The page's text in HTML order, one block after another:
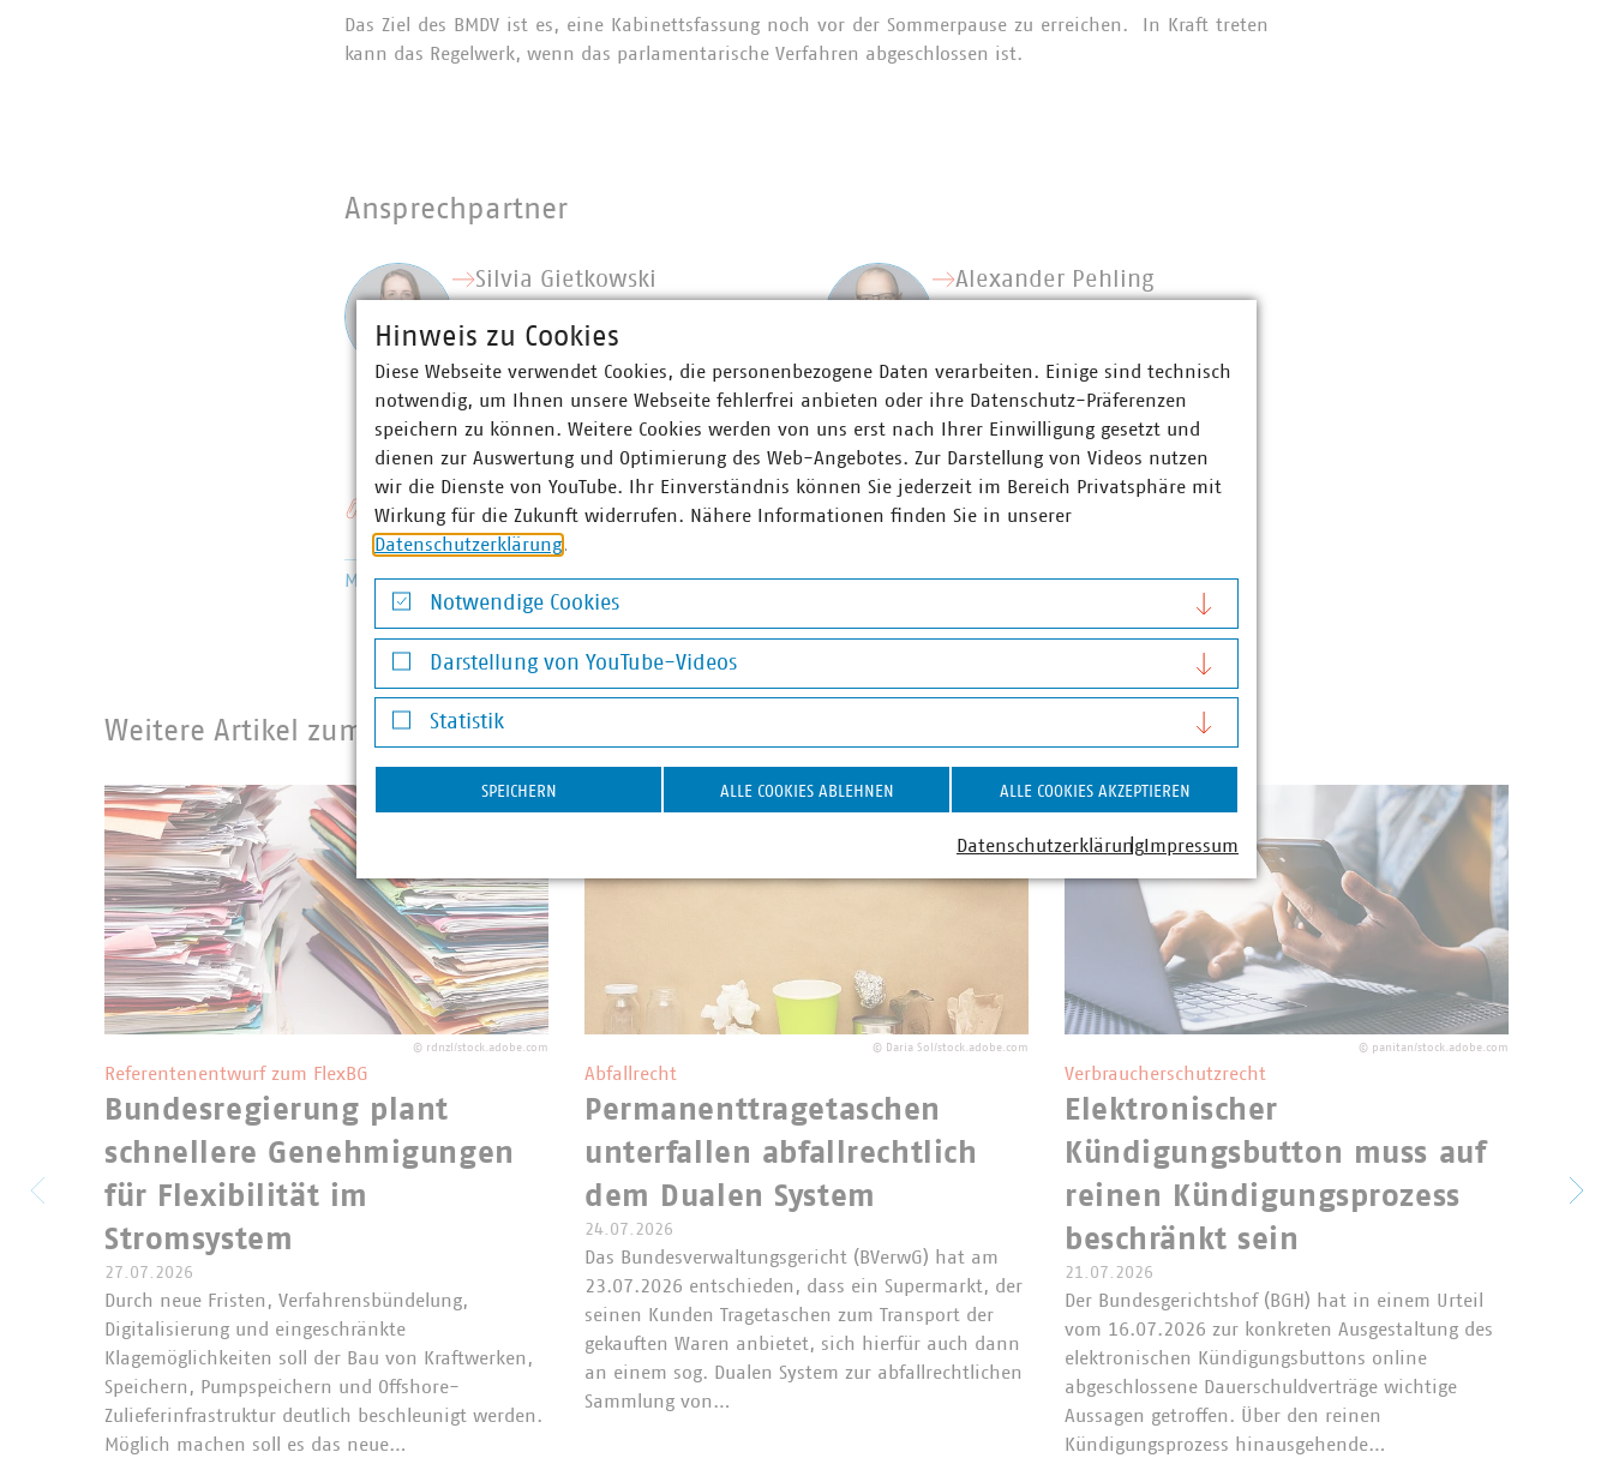
Das Ziel des BMDV ist es, eine Kabinettsfassung noch vor der Sommerpause zu erreichen. In Kraft treten
kann das Regelwerk, wenn das parlamentarische Verfahren abgeschlossen ist.
Ansprechpartner
Silvia Gietkowski
Mobilität
+49 30 58580-263
gietkowski(at)vku(dot)de
Alexander Pehling
+49 30 58580-383
pehling(at)vku(dot)de
Schlagworte
MobilitätDatengesetzLadepunkte
Weitere Artikel zum Thema Infrastruktur und Dienstleistungen
© rdnzl/stock.adobe.com
Referentenentwurf zum FlexBG
Bundesregierung plant
schnellere Genehmigungen
für Flexibilität im
Stromsystem
27.07.2026
Durch neue Fristen, Verfahrensbündelung,
Digitalisierung und eingeschränkte
Klagemöglichkeiten soll der Bau von Kraftwerken,
Speichern, Pumpspeichern und Offshore-
Zulieferinfrastruktur deutlich beschleunigt werden.
Möglich machen soll es das neue…
© Daria Sol/stock.adobe.com
Abfallrecht
Permanenttragetaschen
unterfallen abfallrechtlich
dem Dualen System
24.07.2026
Das Bundesverwaltungsgericht (BVerwG) hat am
23.07.2026 entschieden, dass ein Supermarkt, der
seinen Kunden Tragetaschen zum Transport der
gekauften Waren anbietet, sich hierfür auch dann
an einem sog. Dualen System zur abfallrechtlichen
Sammlung von…
© panitan/stock.adobe.com
Verbraucherschutzrecht
Elektronischer
Kündigungsbutton muss auf
reinen Kündigungsprozess
beschränkt sein
21.07.2026
Der Bundesgerichtshof (BGH) hat in einem Urteil
vom 16.07.2026 zur konkreten Ausgestaltung des
elektronischen Kündigungsbuttons online
abgeschlossene Dauerschuldverträge wichtige
Aussagen getroffen. Über den reinen
Kündigungsprozess hinausgehende…
Hinweis zu Cookies
Diese Webseite verwendet Cookies, die personenbezogene Daten verarbeiten. Einige sind technisch
notwendig, um Ihnen unsere Webseite fehlerfrei anbieten oder ihre Datenschutz-Präferenzen
speichern zu können. Weitere Cookies werden von uns erst nach Ihrer Einwilligung gesetzt und
dienen zur Auswertung und Optimierung des Web-Angebotes. Zur Darstellung von Videos nutzen
wir die Dienste von YouTube. Ihr Einverständnis können Sie jederzeit im Bereich Privatsphäre mit
Wirkung für die Zukunft widerrufen. Nähere Informationen finden Sie in unserer
Datenschutzerklärung.
Notwendige Cookies
Notwendige Cookies
Darstellung von YouTube-Videos
Darstellung von YouTube-Videos
Statistik
Statistik
SPEICHERN ALLE COOKIES ABLEHNEN ALLE COOKIES AKZEPTIEREN
Datenschutzerklärung Impressum